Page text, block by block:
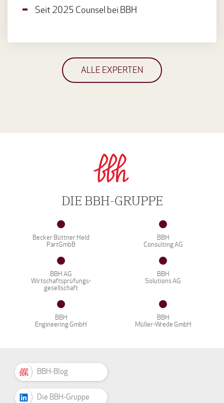
Seit 2025 Counsel bei BBH
ALLE EXPERTEN
DIE BBH-GRUPPE
Becker Büttner Held
PartGmbB
BBH
Consulting AG
BBH AG
Wirtschaftsprüfungs-
gesellschaft
BBH
Solutions AG
BBH
Engineering GmbH
BBH
Müller-Wrede GmbH
BBH-Blog
Die BBH-Gruppe